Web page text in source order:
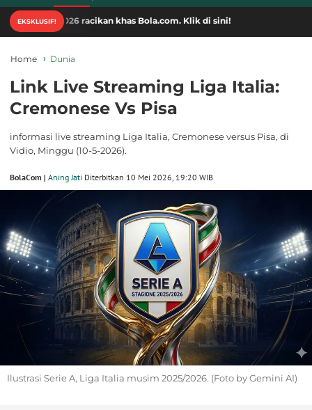
EKSKLUSIF!
racikan khas Bola.com. Klik di sini!
Home Dunia
Link Live Streaming Liga Italia:
Cremonese Vs Pisa
informasi live streaming Liga Italia, Cremonese versus Pisa, di
Vidio, Minggu (10-5-2026).
BolaCom | Aning Jati Diterbitkan 10 Mei 2026, 19:20 WIB
Ilustrasi Serie A, Liga Italia musim 2025/2026. (Foto by Gemini AI)